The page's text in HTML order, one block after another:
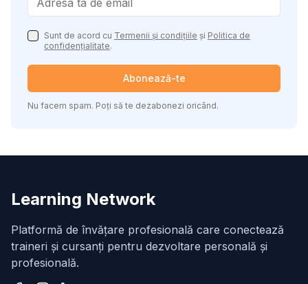
Sunt de acord cu Termenii și condițiile și Politica de
confidențialitate.
Abonează-te
Nu facem spam. Poți să te dezabonezi oricând.
Learning Network
Platformă de învățare profesională care conectează
traineri și cursanți pentru dezvoltare personală și
profesională.